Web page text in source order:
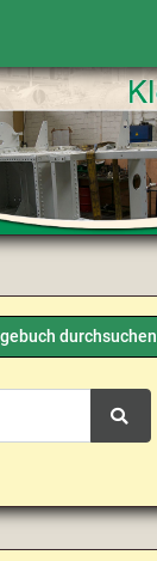
durchsuchen